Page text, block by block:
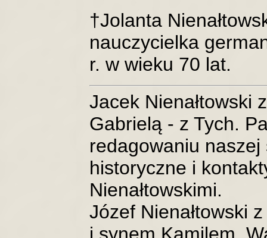
†Jolanta
nauczycielka
r. w wieku 70 lat.
Jacek Nienałtowski
Gabrielą - z Tych.
redagowaniu
historyczne i
Nienałtowskimi.
Józef Nienałtowski